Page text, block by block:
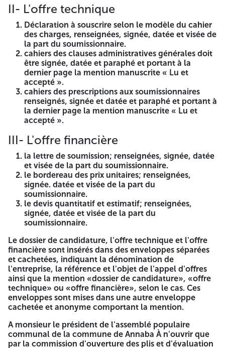
Le Président de l'assemblé populaire de La commune
d'Annaba. Lance un avis d'appel d'offre national ouvert
Avec Exigence De Capacites Minimale en application des
article 39,40,42 alinéa 2 et 43 du décret préscientie n° 15-
24 du 16 09 2015 portant réglementation des marchés
publics et des délégation de service public. et le texte des
articles 3" 38 et 39 de la loi n° 23-12 du 18 muharram 1445
approuvé le 05 aout 2023 détermine les règles générales
isées aux marchés publics ayant pour objet M
Acquisition des bacs pour la collecte des ordures
ménagères
ordures ménagères 770 L.
Lot N° 02: Acquisition des bacs pour la collecte des
ordures ménagères 240 1.
Les soumissionnaires intéressés par le présent avis d'appel
d'offres ouvert, peuvent retirer le cahier des charges an
près du service des marchés et commandes publics de la
commune d'Annaba; au niveau de la cour de la révolution
commune d'Annaba contre le paiement de la somme de 2
reproduction et des photocopies, payable auprès de
Monsieur le trésorier communal de la commune d'Annaba
contre un recu.
Conditions de qualification:
Seules les entreprises répondant à l'exigence suivante
peuvent participer à l'appel d'offre ouvert: -l'entreprise
possédant un registre de commerce inclue l'activité de
cahier des charges en cours de validité(usine,
l'importateur, commerce de gros, commerce de détail).
II- L'offre technique
Déclaration à souscrire selon le modèle du cahier
des charges, renseignées, signée, datée et visée de
la part du soumissionnaire.
cahiers des clauses administratives générales doit
être signée, datée et paraphé et portant à la
dernier page la mention manuscrite « Lu et
accepté ».
cahiers des prescriptions aux soumissionnaires
renseignés, signée et datée et paraphé et portant à
la dernier page la mention manuscrite « Lu et
accepté ».
III- L'offre financière
la lettre de soumission; renseignées, signée, datée
et visée de la part du soumissionnaire.
le bordereau des prix unitaires; renseignées,
signée. datée et visée de la part du
soumissionnaire.
le devis quantitatif et estimatif; renseignées,
signée, datée et visée de la part du
soumissionnaire.
Le dossier de candidature, l'offre technique et l'offre
financière sont insérés dans des enveloppes séparées
et cachetées, indiquant la dénomination de
l'entreprise, la référence et l'objet de l'appel d'offres
ainsi que la mention «dossier de candidature», «offre
technique» ou «offre financière», selon le cas. Ces
enveloppes sont mises dans une autre enveloppe
cachetée et anonyme comportant la mention.
A monsieur le président de l'assemblé populaire
communal de la commune de Annaba À n'ouvrir que
par la commission d'ouverture des plis et d'évaluation